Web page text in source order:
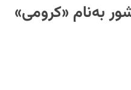
به‌نام «کرومی»